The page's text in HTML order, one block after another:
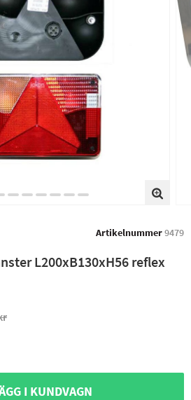
Artikelnummer9479
L200xB130xH56 reflex
I KUNDVAGN